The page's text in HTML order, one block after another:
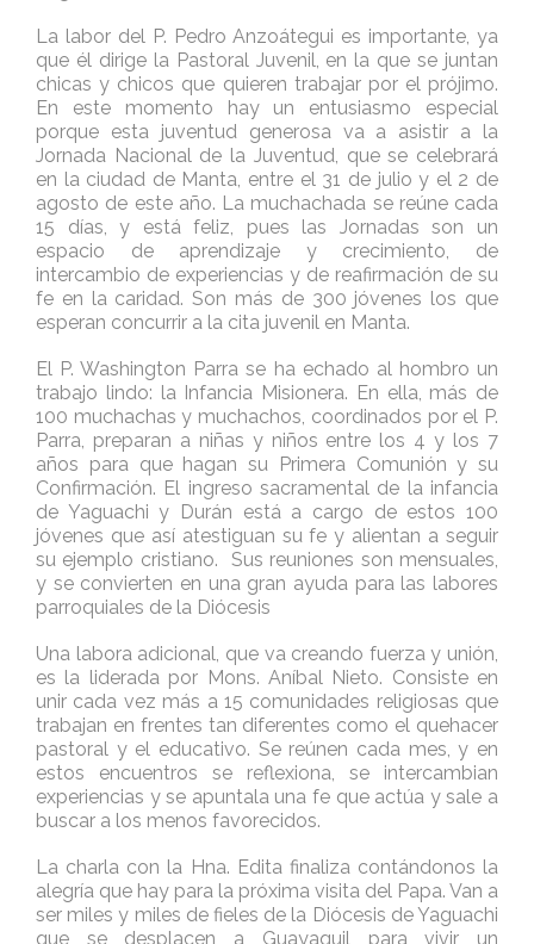
La labor del P. Pedro Anzoátegui es importante, ya
que él dirige la Pastoral Juvenil, en la que se juntan
chicas y chicos que quieren trabajar por el prójimo.
En este momento hay un entusiasmo especial
porque esta juventud generosa va a asistir a la
Jornada Nacional de la Juventud, que se celebrará
en la ciudad de Manta, entre el 31 de julio y el 2 de
agosto de este año. La muchachada se reúne cada
15 días, y está feliz, pues las Jornadas son un
espacio de aprendizaje y crecimiento, de
intercambio de experiencias y de reafirmación de su
fe en la caridad. Son más de 300 jóvenes los que
esperan concurrir a la cita juvenil en Manta.
El P. Washington Parra se ha echado al hombro un
trabajo lindo: la Infancia Misionera. En ella, más de
100 muchachas y muchachos, coordinados por el P.
Parra, preparan a niñas y niños entre los 4 y los 7
años para que hagan su Primera Comunión y su
Confirmación. El ingreso sacramental de la infancia
de Yaguachi y Durán está a cargo de estos 100
jóvenes que así atestiguan su fe y alientan a seguir
su ejemplo cristiano. Sus reuniones son mensuales,
y se convierten en una gran ayuda para las labores
parroquiales de la Diócesis
Una labora adicional, que va creando fuerza y unión,
es la liderada por Mons. Aníbal Nieto. Consiste en
unir cada vez más a 15 comunidades religiosas que
trabajan en frentes tan diferentes como el quehacer
pastoral y el educativo. Se reúnen cada mes, y en
estos encuentros se reflexiona, se intercambian
experiencias y se apuntala una fe que actúa y sale a
buscar a los menos favorecidos.
La charla con la Hna. Edita finaliza contándonos la
alegría que hay para la próxima visita del Papa. Van a
ser miles y miles de fieles de la Diócesis de Yaguachi
que se desplacen a Guayaquil para vivir un